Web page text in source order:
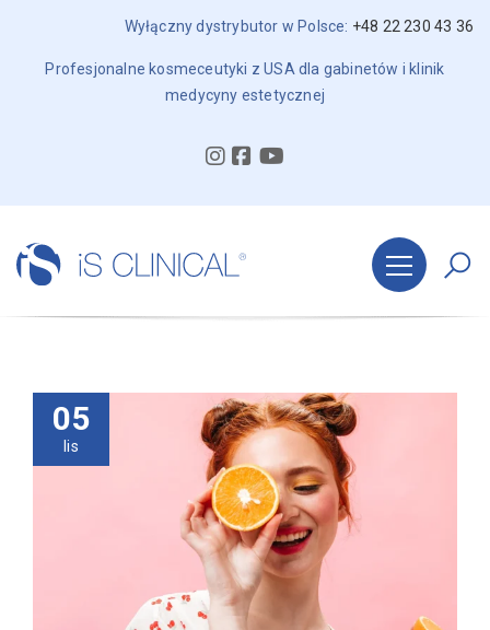
Wyłączny dystrybutor w Polsce: +48 22 230 43 36
Profesjonalne kosmeceutyki z USA dla gabinetów i klinik
medycyny estetycznej
05
lis